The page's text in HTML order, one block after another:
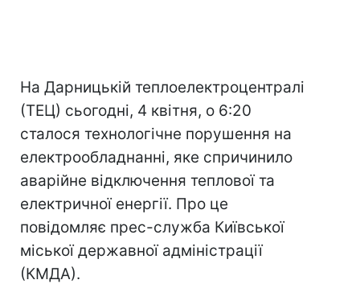
На Дарницькій теплоелектроцентралі
(ТЕЦ) сьогодні, 4 квітня, о 6:20
сталося технологічне порушення на
електрообладнанні, яке спричинило
аварійне відключення теплової та
електричної енергії. Про це
повідомляє прес-служба Київської
міської державної адміністрації
(КМДА).